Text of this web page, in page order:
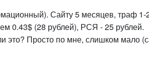
Сайту 5 месяцев, траф 1-
0.43$ (28 рублей), РСЯ - 25 рублей.
это? Просто по мне, слишком мало